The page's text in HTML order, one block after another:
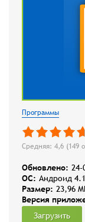
Программы
Средняя: 4,6 (149
Обновлено: 24-
OC: Андроид 4.1
Размер: 23,96
Версия
Загрузить